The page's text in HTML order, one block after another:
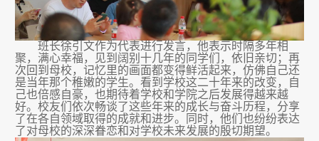
班长徐引文作为代表进行发言，他表示时隔多年相
聚，满心幸福，见到阔别十几年的同学们，依旧亲切；再
次回到母校，记忆里的画面都变得鲜活起来，仿佛自己还
是当年那个稚嫩的学生。看到学校这二十年来的改变，自
己也倍感自豪，也期待着学校和学院之后发展得越来越
好。校友们依次畅谈了这些年来的成长与奋斗历程，分享
了在各自领域取得的成就和进步。同时，他们也纷纷表达
了对母校的深深眷恋和对学校未来发展的殷切期望。